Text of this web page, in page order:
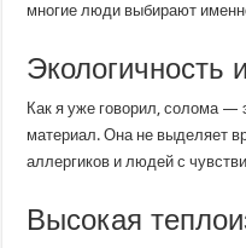
многие люди выбирают
Экологичность
Как я уже говорил, солома —
материал. Она не выделяет
аллергиков и людей с
Высокая